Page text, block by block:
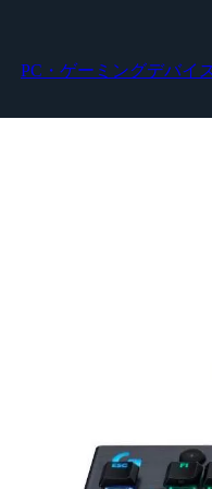
PC・ゲーミングデバイ